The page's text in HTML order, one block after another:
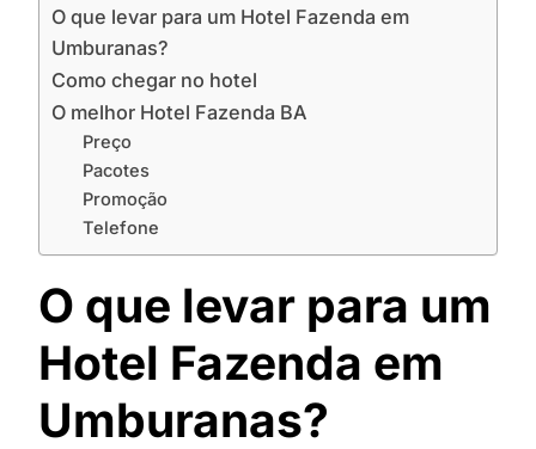
O que levar para um Hotel Fazenda em
Umburanas?
Como chegar no hotel
O melhor Hotel Fazenda BA
Preço
Pacotes
Promoção
Telefone
O que levar para um
Hotel Fazenda em
Umburanas?